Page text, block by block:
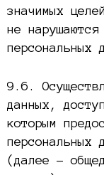
значимых
не
персональных
9.6.
данных,
которым
персональных
(далее –